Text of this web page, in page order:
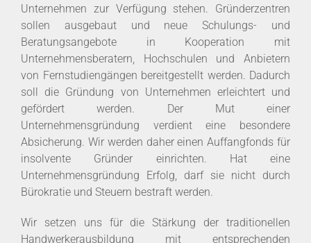
Unternehmen zur Verfügung stehen. Gründerzentren
sollen ausgebaut und neue Schulungs- und
Beratungsangebote in Kooperation mit
Unternehmensberatern, Hochschulen und Anbietern
von Fernstudiengängen bereitgestellt werden. Dadurch
soll die Gründung von Unternehmen erleichtert und
gefördert werden. Der Mut einer
Unternehmensgründung verdient eine besondere
Absicherung. Wir werden daher einen Auffangfonds für
insolvente Gründer einrichten. Hat eine
Unternehmensgründung Erfolg, darf sie nicht durch
Bürokratie und Steuern bestraft werden.
Wir setzen uns für die Stärkung der traditionellen
Handwerkerausbildung mit entsprechenden